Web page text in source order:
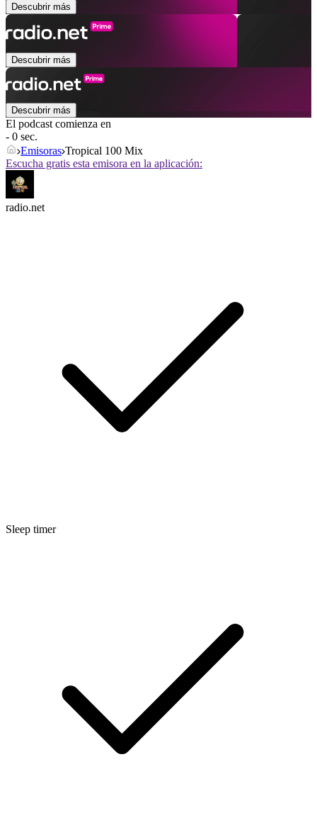
Descubrir más
Descubrir más
Descubrir más
El podcast comienza en
- 0 sec.
Emisoras Tropical 100 Mix
Escucha gratis esta emisora en la aplicación:
radio.net
Sleep timer